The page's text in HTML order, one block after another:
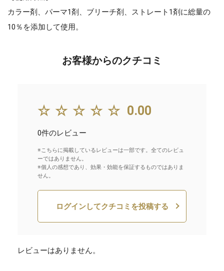
カラー剤、パーマ1剤、ブリーチ剤、ストレート1剤に総量の
10％を添加して使用。
お客様からのクチコミ
☆☆☆☆☆ 0.00
0件のレビュー
※こちらに掲載しているレビューは一部です。全てのレビュ
ーではありません。
※個人の感想であり、効果・効能を保証するものではありま
せん。
ログインしてクチコミを投稿する
レビューはありません。